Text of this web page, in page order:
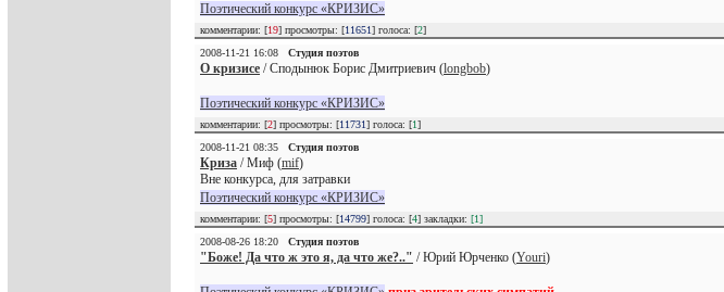
Поэтический конкурс «КРИЗИС»
комментарии: [19] просмотры: [11651] голоса: [2]
2008-11-21 16:08
Студия поэтов
О кризисе / Сподынюк Борис Дмитриевич (longbob)
Поэтический конкурс «КРИЗИС»
комментарии: [2] просмотры: [11731] голоса: [1]
2008-11-21 08:35
Студия поэтов
Криза / Миф (mif)
Вне конкурса, для затравки
Поэтический конкурс «КРИЗИС»
комментарии: [5] просмотры: [14799] голоса: [4] закладки: [1]
2008-08-26 18:20
Студия поэтов
"Боже! Да что ж это я, да что же?.." / Юрий Юрченко (Youri)